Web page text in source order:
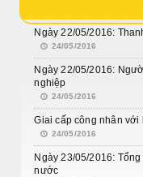
Ngày 22/05/2016:
24/05/2016
Ngày 22/05/2016:
nghiệp
24/05/2016
Giai cấp công nhân với
24/05/2016
Ngày 23/05/2016:
nước